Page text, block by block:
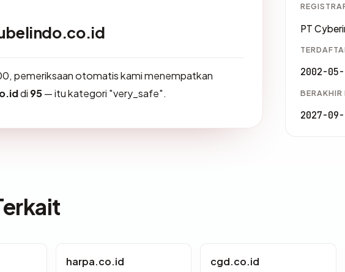
pemeriksaan otomatis kami menempatkan
di 95— itu kategori "very_safe".
PT
2002-
BERAKHIR
2027-
harpa.co.id cgd.co.id